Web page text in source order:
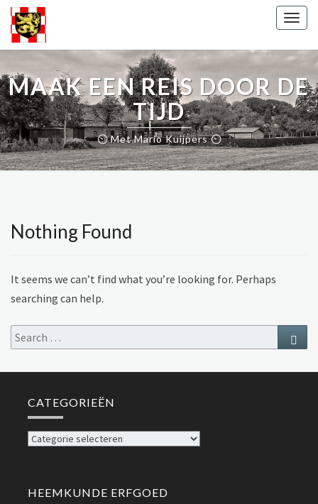
Skip
content
MAAK EEN REIS DOOR DE
TIJD
⏲ Met Mario Kuijpers ⏲
Nothing
Nothing Found
It seems we can’t find what you’re looking for. Perhaps
searching can help.
Search
for:
CATEGORIEËN
Categorieën
HEEMKUNDE ERFGOED